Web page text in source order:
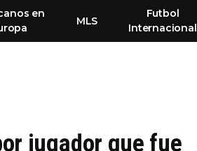
en
MLS
Futbol
Internacional
jugador que fue